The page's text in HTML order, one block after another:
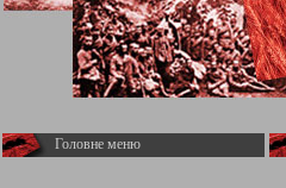
Головне меню